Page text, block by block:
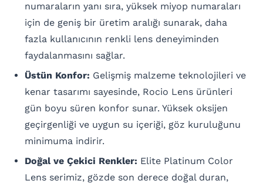
numaraların yanı sıra, yüksek miyop numaraları
için de geniş bir üretim aralığı sunarak, daha
fazla kullanıcının renkli lens deneyiminden
faydalanmasını sağlar.
Üstün Konfor: Gelişmiş malzeme teknolojileri ve
kenar tasarımı sayesinde, Rocio Lens ürünleri
gün boyu süren konfor sunar. Yüksek oksijen
geçirgenliği ve uygun su içeriği, göz kuruluğunu
minimuma indirir.
Doğal ve Çekici Renkler: Elite Platinum Color
Lens serimiz, gözde son derece doğal duran,